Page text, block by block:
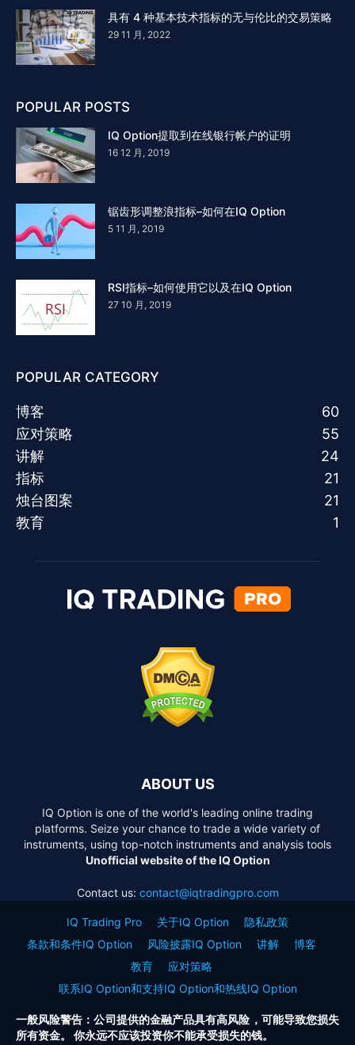
具有 4 种基本技术指标的无与伦比的交易策略
29 11 月, 2022
POPULAR POSTS
IQ Option提取到在线银行帐户的证明
16 12 月, 2019
锯齿形调整浪指标–如何在IQ Option
5 11 月, 2019
RSI指标–如何使用它以及在IQ Option
27 10 月, 2019
POPULAR CATEGORY
博客
60
应对策略
55
讲解
24
指标
21
烛台图案
21
教育
1
ABOUT US
IQ Option is one of the world's leading online trading
platforms. Seize your chance to trade a wide variety of
instruments, using top-notch instruments and analysis tools
Unofficial website of the IQ Option
Contact us: contact@iqtradingpro.com
IQ Trading Pro 关于IQ Option
隐私政策
条款和条件IQ Option
风险披露IQ Option 讲解
博客
教育
应对策略
联系IQ Option和支持IQ Option和热线IQ Option
一般风险警告：公司提供的金融产品具有高风险，可能导致您损失
所有资金。 你永远不应该投资你不能承受损失的钱。